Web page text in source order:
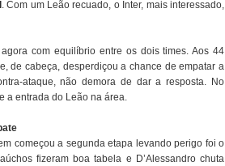
. Com um Leão recuado, o Inter, mais interessado,
com equilíbrio entre os dois times. Aos 44
de cabeça, desperdiçou a chance de empatar a
ataque, não demora de dar a resposta. No
a entrada do Leão na área.
começou a segunda etapa levando perigo foi o
fizeram boa tabela e D’Alessandro chuta